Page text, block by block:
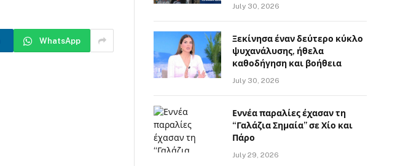
WhatsApp
July 30, 2026
Ξεκίνησα έναν δεύτερο κύκλο
ψυχανάλυσης, ήθελα
καθοδήγηση και βοήθεια
July 30, 2026
Εννέα παραλίες έχασαν τη
“Γαλάζια Σημαία” σε Χίο και
Πάρο
July 29, 2026